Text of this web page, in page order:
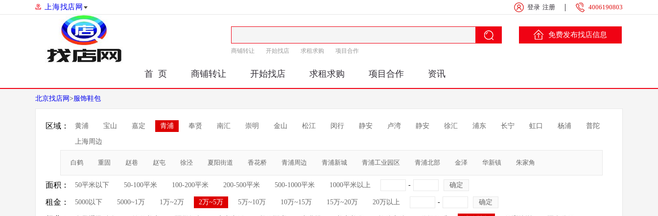
上海找店网 登录 注册 4006190803
商铺转让 开始找店 求租求购 项目合作
免费发布找店信息
首 页 商铺转让 开始找店 求租求购 项目合作 资讯
北京找店网 >服饰鞋包
区域： 黄浦 宝山 嘉定 青浦 奉贤 南汇 崇明 金山 松江 闵行 静安 卢湾 静安 徐汇 浦东 长宁 虹口 杨浦 普陀
上海周边
白鹤 重固 赵巷 赵屯 徐泾 夏阳街道 香花桥 青浦周边 青浦新城 青浦工业园区 青浦北部 金泽 华新镇 朱家角
面积： 50平米以下 50-100平米 100-200平米 200-500平米 500-1000平米 1000平米以上 - 确定
租金： 5000以下 5000~1万 1万~2万 2万~5万 5万~10万 10万~15万 15万~20万 20万以上 - 确定